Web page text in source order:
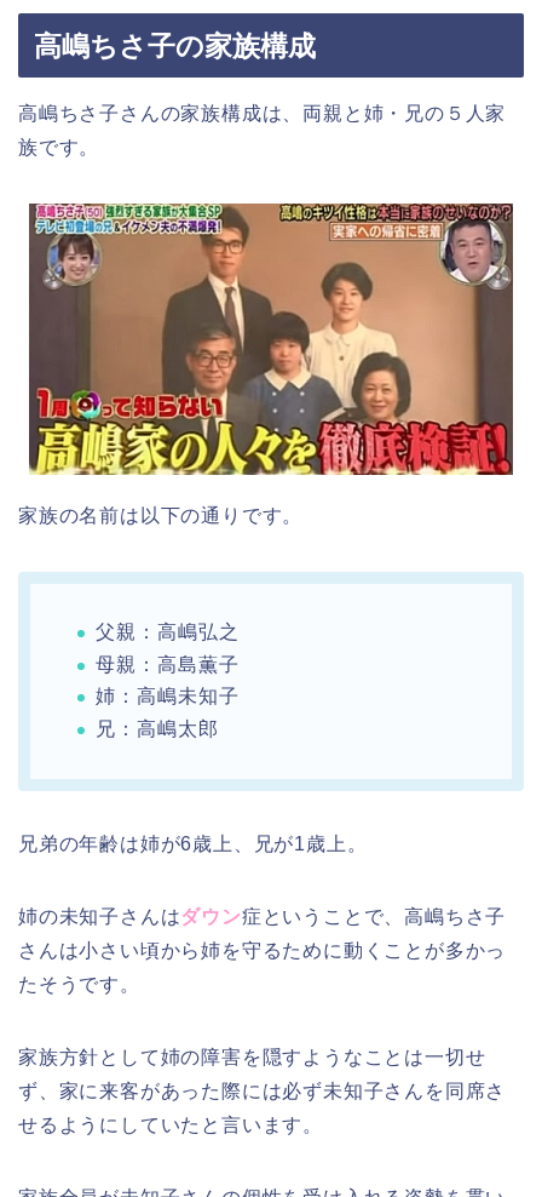
高嶋ちさ子の家族構成
高嶋ちさ子さんの家族構成は、両親と姉・兄の５人家
族です。
家族の名前は以下の通りです。
父親：高嶋弘之
母親：高島薫子
姉：高嶋未知子
兄：高嶋太郎
兄弟の年齢は姉が6歳上、兄が1歳上。
姉の未知子さんはダウン症ということで、高嶋ちさ子
さんは小さい頃から姉を守るために動くことが多かっ
たそうです。
家族方針として姉の障害を隠すようなことは一切せ
ず、家に来客があった際には必ず未知子さんを同席さ
せるようにしていたと言います。